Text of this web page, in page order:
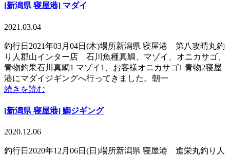
[新潟県 寝屋港] マダイ
2021.03.04
釣行日2021年03月04日(木)場所新潟県 寝屋港 第八攻晴丸釣
り人郡山インター店 石川魚種真鯛、マゾイ、オニカサゴ、
青物釣果石川真鯛1 マゾイ1、お客様オニカサゴ1 青物2寝屋
港にマダイジギングへ行ってきました。朝一
続きを読む
[新潟県 寝屋港] 鰤ジギング
2020.12.06
釣行日2020年12月06日(日)場所新潟県 寝屋港 進栄丸釣り人